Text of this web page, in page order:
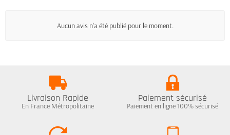
Aucun avis n'a été publié pour le moment.
Livraison Rapide
En France Métropolitaine
Paiement sécurisé
Paiement en ligne 100% sécurisé